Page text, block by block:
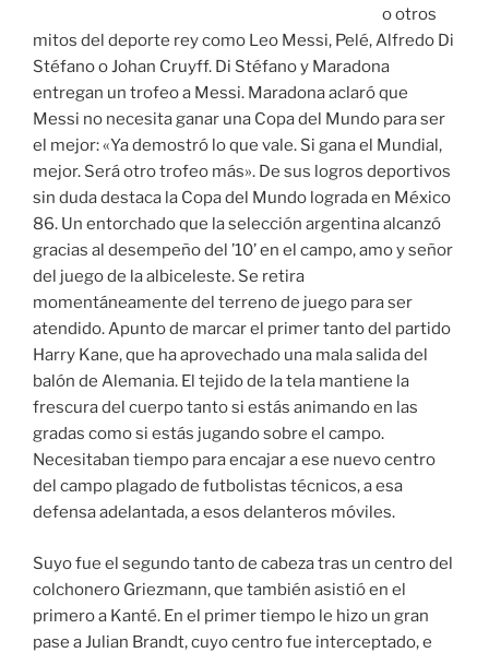
o otros
mitos del deporte rey como Leo Messi, Pelé, Alfredo Di
Stéfano o Johan Cruyff. Di Stéfano y Maradona
entregan un trofeo a Messi. Maradona aclaró que
Messi no necesita ganar una Copa del Mundo para ser
el mejor: «Ya demostró lo que vale. Si gana el Mundial,
mejor. Será otro trofeo más». De sus logros deportivos
sin duda destaca la Copa del Mundo lograda en México
86. Un entorchado que la selección argentina alcanzó
gracias al desempeño del ’10’ en el campo, amo y señor
del juego de la albiceleste. Se retira
momentáneamente del terreno de juego para ser
atendido. Apunto de marcar el primer tanto del partido
Harry Kane, que ha aprovechado una mala salida del
balón de Alemania. El tejido de la tela mantiene la
frescura del cuerpo tanto si estás animando en las
gradas como si estás jugando sobre el campo.
Necesitaban tiempo para encajar a ese nuevo centro
del campo plagado de futbolistas técnicos, a esa
defensa adelantada, a esos delanteros móviles.
Suyo fue el segundo tanto de cabeza tras un centro del
colchonero Griezmann, que también asistió en el
primero a Kanté. En el primer tiempo le hizo un gran
pase a Julian Brandt, cuyo centro fue interceptado, e